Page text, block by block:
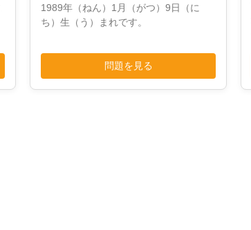
1989年（ねん）1月（がつ）9日（に
ち）生（う）まれです。
問題を見る